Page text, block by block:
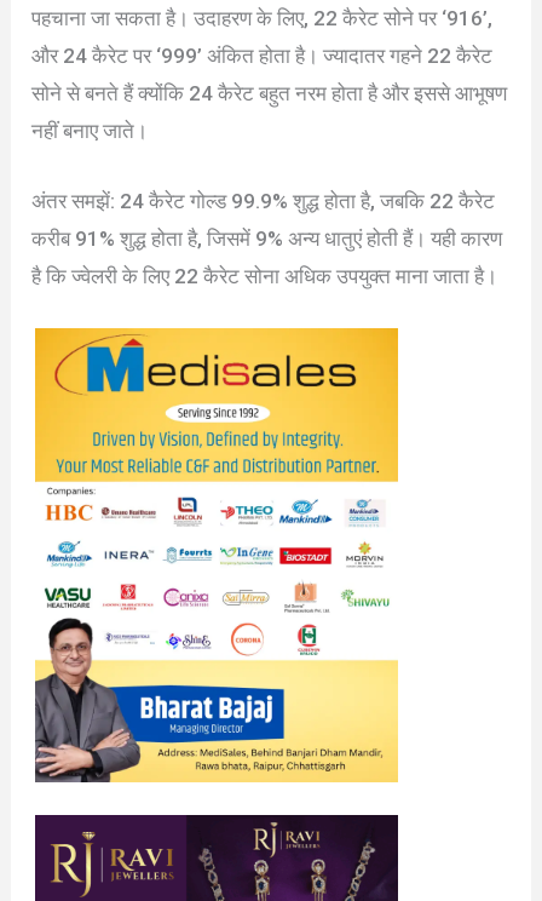
पहचाना जा सकता है। उदाहरण के लिए, 22 कैरेट सोने पर ‘916’,
और 24 कैरेट पर ‘999’ अंकित होता है। ज्यादातर गहने 22 कैरेट
सोने से बनते हैं क्योंकि 24 कैरेट बहुत नरम होता है और इससे आभूषण
नहीं बनाए जाते।
अंतर समझें: 24 कैरेट गोल्ड 99.9% शुद्ध होता है, जबकि 22 कैरेट
करीब 91% शुद्ध होता है, जिसमें 9% अन्य धातुएं होती हैं। यही कारण
है कि ज्वेलरी के लिए 22 कैरेट सोना अधिक उपयुक्त माना जाता है।